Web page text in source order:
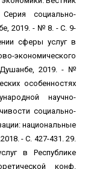
Серия социально-
2019. - № 8. - С. 9-
сферы услуг в
экономического
Душанбе, 2019. - №
особенностях
научно-
социально-
национальные
- С. 427-431. 29.
в Республике
конф.